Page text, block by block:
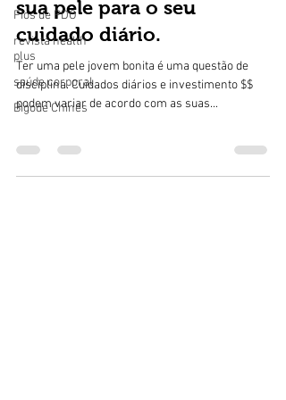
Fios de PDO
revista health
plus
saúde corporal
Bigode Chinês
sua pele para o seu
cuidado diário.
Ter uma pele jovem bonita é uma questão de
disciplina. Cuidados diários e investimento $$
podem variar de acordo com as suas...